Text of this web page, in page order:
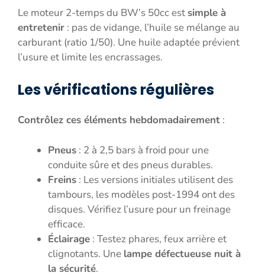
Le moteur 2-temps du BW’s 50cc estsimple à
entretenir : pas de vidange, l’huile se mélange au
carburant (ratio 1/50). Une huile adaptée prévient
l’usure et limite les encrassages.
Les vérifications régulières
Contrôlez ces éléments hebdomadairement :
Pneus : 2 à 2,5 bars à froid pour une
conduite sûre et des pneus durables.
Freins : Les versions initiales utilisent des
tambours, les modèles post-1994 ont des
disques. Vérifiez l’usure pour un freinage
efficace.
Éclairage : Testez phares, feux arrière et
clignotants. Une lampe défectueuse nuit à
la sécurité.